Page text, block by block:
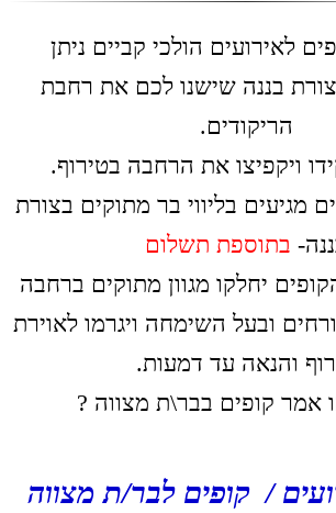
לאירועים הולכי קביים ניתן
בננה שישנו לכם את רחבת
הריקודים.
ויקפיצו את הרחבה בטירוף.
מגיעים בליווי בר מתוקים בצורת
בתוספת תשלום
יחלקו מגוון מתוקים ברחבה
ובעל השימחה ויגרמו לאוירת
והנאה עד דמעות.
אמר קופים בבר\ת מצווה ?
/ קופים לבר/ת מצווה